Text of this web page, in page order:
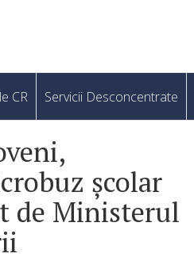
CR Servicii Desconcentrate
școlar
de Ministerul